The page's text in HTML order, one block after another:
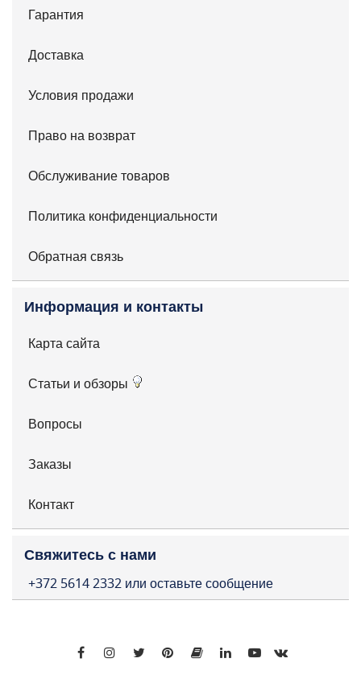
Гарантия
Доставка
Условия продажи
Право на возврат
Обслуживание товаров
Политика конфиденциальности
Обратная связь
Информация и контакты
Карта сайта
Статьи и обзоры
Вопросы
Заказы
Контакт
Свяжитесь с нами
+372 5614 2332 или оставьте сообщение